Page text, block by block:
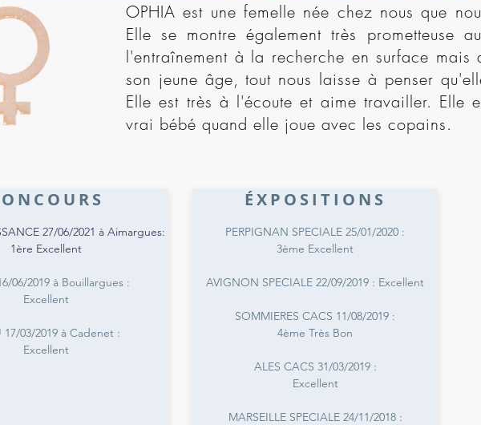
OPHIA est une femelle née chez nous que
Elle se montre également très prometteuse
l'entraînement à la recherche en surface mais
son jeune âge, tout nous laisse à penser
Elle est très à l'écoute et aime travailler. Elle
vrai bébé quand elle joue avec les copains.
27/06/2021 à Aimargues:
1ère Excellent
06/2019 à Bouillargues :
Excellent
17/03/2019 à Cadenet :
Excellent
ÉXPOSITIONS
PERPIGNAN SPECIALE 25/01/2020 :
3ème Excellent
AVIGNON SPECIALE 22/09/2019 : Excellent
SOMMIERES CACS 11/08/2019 :
4ème Très Bon
ALES CACS 31/03/2019 :
Excellent
MARSEILLE SPECIALE 24/11/2018 :